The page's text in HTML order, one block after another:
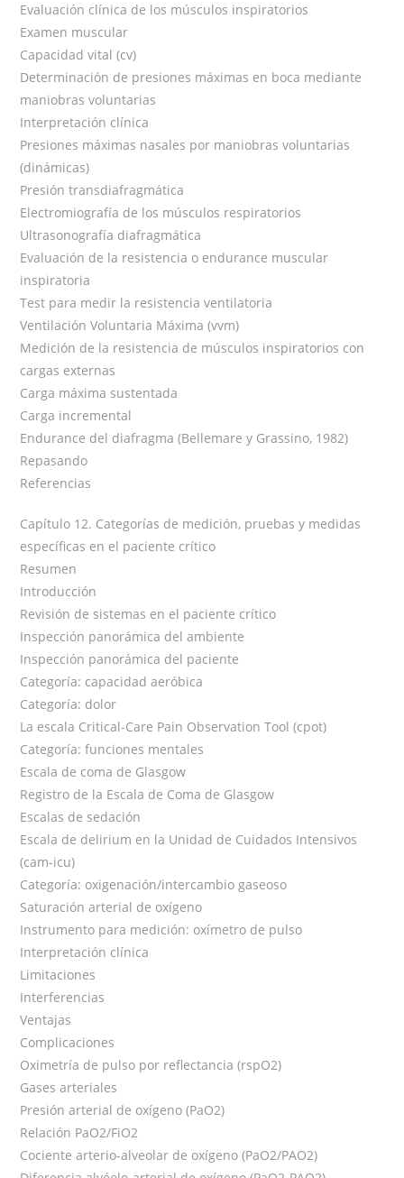
Evaluación clínica de los músculos inspiratorios
Examen muscular
Capacidad vital (cv)
Determinación de presiones máximas en boca mediante
maniobras voluntarias
Interpretación clínica
Presiones máximas nasales por maniobras voluntarias
(dinámicas)
Presión transdiafragmática
Electromiografía de los músculos respiratorios
Ultrasonografía diafragmática
Evaluación de la resistencia o endurance muscular
inspiratoria
Test para medir la resistencia ventilatoria
Ventilación Voluntaria Máxima (vvm)
Medición de la resistencia de músculos inspiratorios con
cargas externas
Carga máxima sustentada
Carga incremental
Endurance del diafragma (Bellemare y Grassino, 1982)
Repasando
Referencias
Capítulo 12. Categorías de medición, pruebas y medidas
específicas en el paciente crítico
Resumen
Introducción
Revisión de sistemas en el paciente crítico
Inspección panorámica del ambiente
Inspección panorámica del paciente
Categoría: capacidad aeróbica
Categoría: dolor
La escala Critical-Care Pain Observation Tool (cpot)
Categoría: funciones mentales
Escala de coma de Glasgow
Registro de la Escala de Coma de Glasgow
Escalas de sedación
Escala de delirium en la Unidad de Cuidados Intensivos
(cam-icu)
Categoría: oxigenación/intercambio gaseoso
Saturación arterial de oxígeno
Instrumento para medición: oxímetro de pulso
Interpretación clínica
Limitaciones
Interferencias
Ventajas
Complicaciones
Oximetría de pulso por reflectancia (rspO2)
Gases arteriales
Presión arterial de oxígeno (PaO2)
Relación PaO2/FiO2
Cociente arterio-alveolar de oxígeno (PaO2/PAO2)